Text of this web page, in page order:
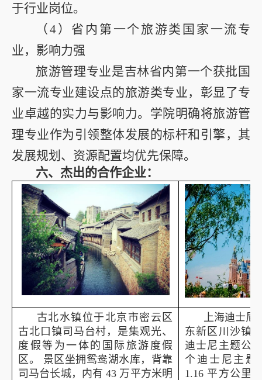
于行业岗位。
（ 4）省内第一个旅游类国家一流专
业，影响力强
旅游管理专业是吉林省内第一个获批国
家一流专业建设点的旅游类专业，彰显了专
业卓越的实力与影响力。学院明确将旅游管
理专业作为引领整体发展的标杆和引擎，其
发展规划、资源配置均优先保障。
六、杰出的合作企业：
古北水镇位于北京市密云区
古北口镇司马台村，是集观光、
度假等为一体的国际旅游度假
区。 景区坐拥鸳鸯湖水库，背靠
司马台长城，内有43 万平方米明
上海迪士尼
东新区川沙镇
迪士尼主题公
个迪士尼主题
1.16 平方公里